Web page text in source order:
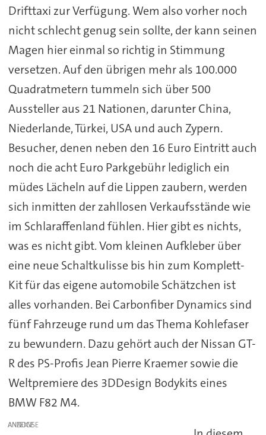
Drifttaxi zur Verfügung. Wem also vorher noch
nicht schlecht genug sein sollte, der kann seinen
Magen hier einmal so richtig in Stimmung
versetzen. Auf den übrigen mehr als 100.000
Quadratmetern tummeln sich über 500
Aussteller aus 21 Nationen, darunter China,
Niederlande, Türkei, USA und auch Zypern.
Besucher, denen neben den 16 Euro Eintritt auch
noch die acht Euro Parkgebühr lediglich ein
müdes Lächeln auf die Lippen zaubern, werden
sich inmitten der zahllosen Verkaufsstände wie
im Schlaraffenland fühlen. Hier gibt es nichts,
was es nicht gibt. Vom kleinen Aufkleber über
eine neue Schaltkulisse bis hin zum Komplett-
Kit für das eigene automobile Schätzchen ist
alles vorhanden. Bei Carbonfiber Dynamics sind
fünf Fahrzeuge rund um das Thema Kohlefaser
zu bewundern. Dazu gehört auch der Nissan GT-
R des PS-Profis Jean Pierre Kraemer sowie die
Weltpremiere des 3DDesign Bodykits eines
BMW F82 M4.
ANZEIGE